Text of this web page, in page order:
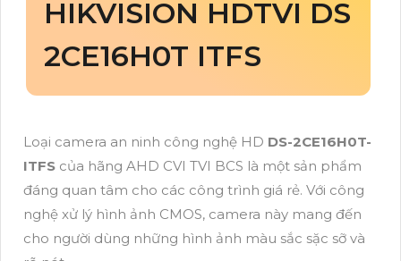
HIKVISION HDTVI DS
2CE16H0T ITFS
Loại camera an ninh công nghệ HD DS-2CE16H0T-
ITFS của hãng AHD CVI TVI BCS là một sản phẩm
đáng quan tâm cho các công trình giá rẻ. Với công
nghệ xử lý hình ảnh CMOS, camera này mang đến
cho người dùng những hình ảnh màu sắc sặc sỡ và